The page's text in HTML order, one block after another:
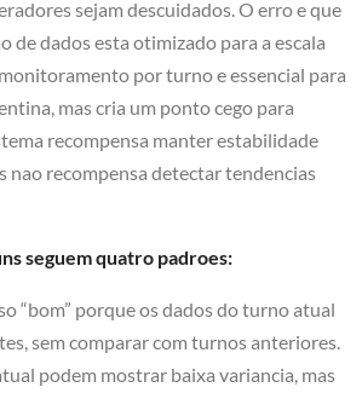
sejam descuidados. O erro e que
de dados esta otimizado para a escala
por turno e essencial para
mas cria um ponto cego para
recompensa manter estabilidade
nao recompensa detectar tendencias
seguem quatro padroes:
“bom” porque os dados do turno atual
sem comparar com turnos anteriores.
podem mostrar baixa variancia, mas